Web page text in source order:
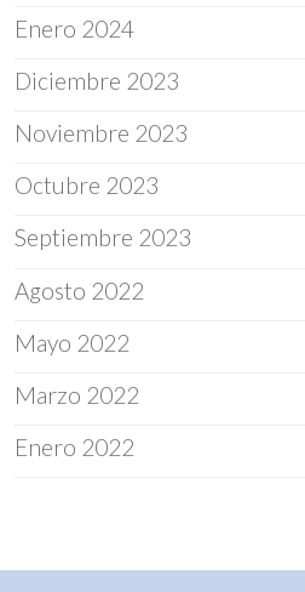
Enero 2024
Diciembre 2023
Noviembre 2023
Octubre 2023
Septiembre 2023
Agosto 2022
Mayo 2022
Marzo 2022
Enero 2022